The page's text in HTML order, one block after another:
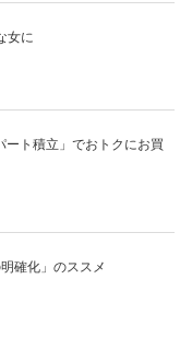
女に
ート積立」でおトクにお買
確化」のススメ